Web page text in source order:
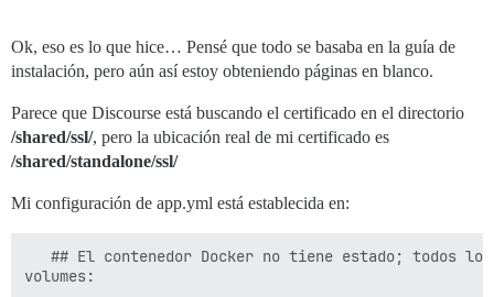
Ok, eso es lo que hice… Pensé que todo se basaba en la guía de
instalación, pero aún así estoy obteniendo páginas en blanco.
Parece que Discourse está buscando el certificado en el directorio
/shared/ssl/, pero la ubicación real de mi certificado es
/shared/standalone/ssl/
Mi configuración de app.yml está establecida en:
## El contenedor Docker no tiene estado; todos